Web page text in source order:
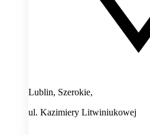
Lublin, Szerokie,
ul. Kazimiery Litwiniukowej